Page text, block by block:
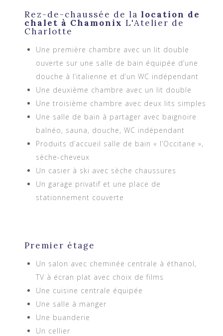
Rez-de-chaussée de la location de
chalet à Chamonix L'Atelier de
Charlotte
Une première chambre avec un lit double
ouverte sur une salle de bain équipée d’une
douche à l’italienne et d’un WC indépendant
Une deuxième chambre avec un lit double
Une troisième chambre avec deux lits simples
Une salle de bain à partager avec baignoire
balnéo, sauna, douche, WC indépendant
Produits d’accueil salle de bain « l’Occitane »,
sèche-cheveux
Un casier à ski avec sèche chaussures
Un garage privatif et une place de
stationnement couverte
Premier étage
Un salon avec cheminée centrale à éthanol,
TV à écran plat avec choix de films
Une cuisine centrale équipée
Une salle à manger
Une buanderie
Un cellier